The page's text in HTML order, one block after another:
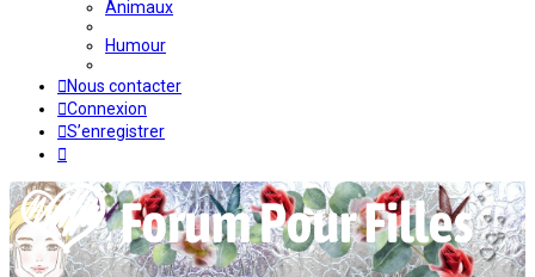
Animaux
Humour
Nous contacter
Connexion
S’enregistrer